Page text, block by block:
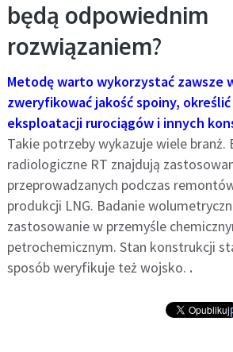
będą odpowiednim
rozwiązaniem?
Metodę warto wykorzystać zawsze
zweryfikować jakość spoiny,
eksploatacji rurociągów i innych
Takie potrzeby wykazuje wiele branż.
radiologiczne RT znajdują
przeprowadzanych podczas
produkcji LNG. Badanie
zastosowanie w przemyśle
petrochemicznym. Stan konstrukcji
sposób weryfikuje też wojsko. .